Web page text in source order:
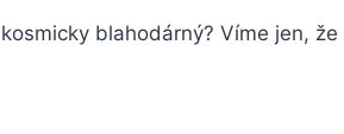
blahodárný? Víme jen,